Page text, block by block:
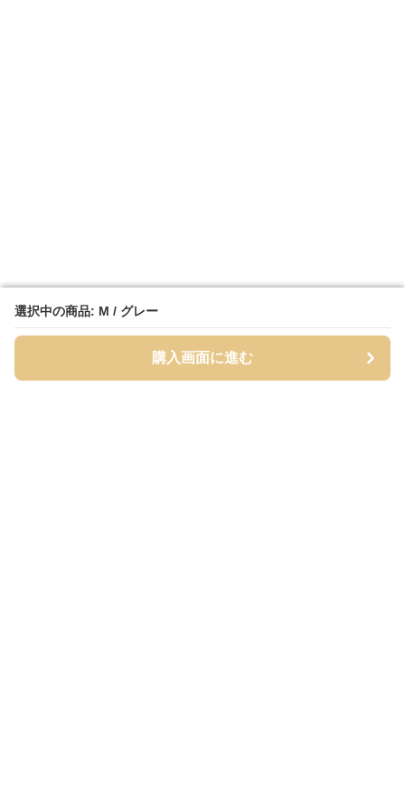
選択中の商品: M / グレー
購入画面に進む
選択中の商品: M / グレー
購入画面に進む